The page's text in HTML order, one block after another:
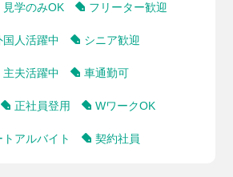
見学のみOK フリーター歓迎
国人活躍中 シニア歓迎
主夫活躍中 車通勤可
正社員登用 WワークOK
トアルバイト 契約社員